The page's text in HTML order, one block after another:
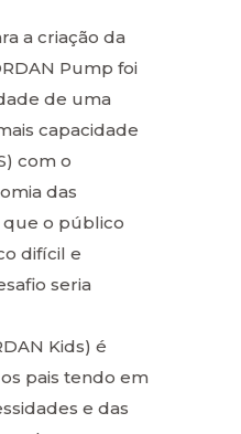
a criação da
Pump foi
de uma
capacidade
com o
das
que o público
difícil e
seria
Kids) é
pais tendo em
e das